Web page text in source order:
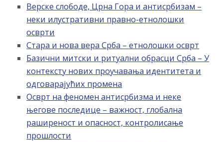
Верске слободе, Црна Гора и антисрбизам –
неки илустративни правно-етнолошки
осврти
Стара и нова вера Срба – етнолошки осврт
Базични митски и ритуални обрасци Срба – У
контексту нових проучавања идентитета и
одговарајућих промена
Осврт на феномен антисрбизма и неке
његове последице – важност, глобална
раширеност и опасност, контролисање
прошлости